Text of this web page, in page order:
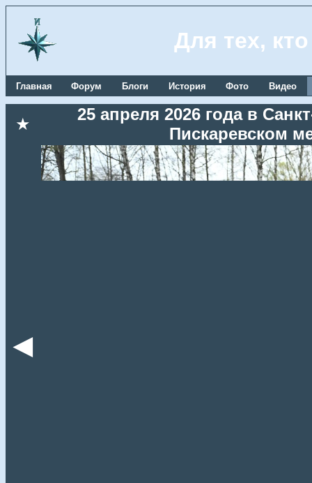
Для тех,
Главная Форум Блоги История Фото Видео
★
25 апреля 2026 года в
Пискаревском
◄